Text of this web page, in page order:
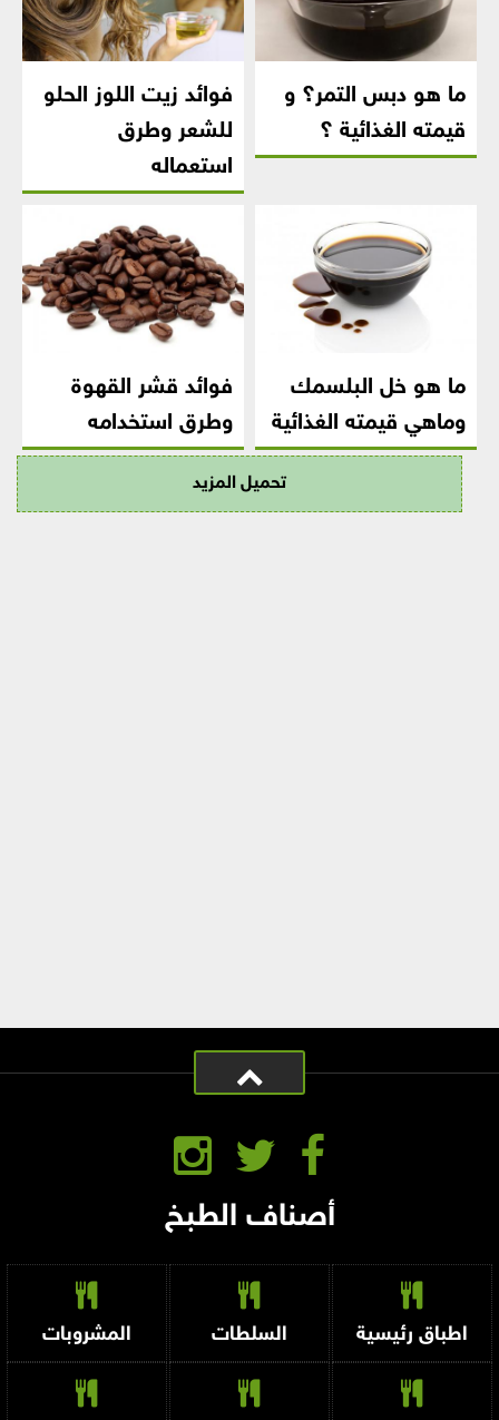
ما هو دبس التمر؟ و
قيمته الغذائية ؟
فوائد زيت اللوز الحلو
للشعر وطرق
استعماله
ما هو خل البلسمك
وماهي قيمته الغذائية
فوائد قشر القهوة
وطرق استخدامه
تحميل المزيد
أصناف الطبخ
اطباق رئيسية السلطات المشروبات